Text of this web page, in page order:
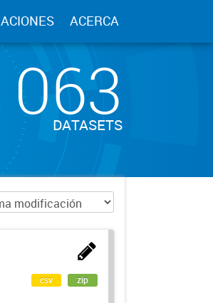
ACERCA
063
DATASETS
csv zip